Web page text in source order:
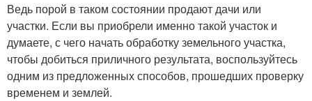
Ведь порой в таком состоянии продают дачи или
участки. Если вы приобрели именно такой участок и
думаете, с чего начать обработку земельного участка,
чтобы добиться приличного результата, воспользуйтесь
одним из предложенных способов, прошедших проверку
временем и землей.